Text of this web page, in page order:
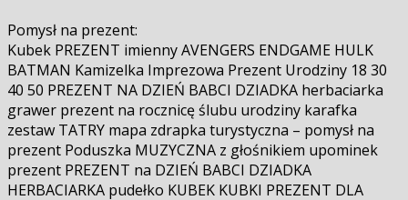
Pomysł na prezent:
Kubek PREZENT imienny AVENGERS ENDGAME HULK
BATMAN Kamizelka Imprezowa Prezent Urodziny 18 30
40 50 PREZENT NA DZIEŃ BABCI DZIADKA herbaciarka
grawer prezent na rocznicę ślubu urodziny karafka
zestaw TATRY mapa zdrapka turystyczna – pomysł na
prezent Poduszka MUZYCZNA z głośnikiem upominek
prezent PREZENT na DZIEŃ BABCI DZIADKA
HERBACIARKA pudełko KUBEK KUBKI PREZENT DLA